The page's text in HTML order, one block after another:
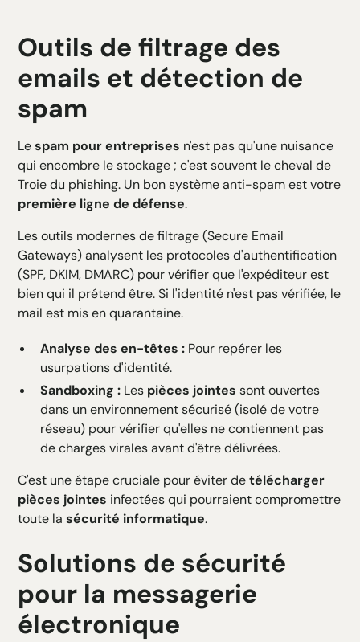
Outils de filtrage des
emails et détection de
spam
Lespam pour entreprises n'est pas qu'une nuisance
qui encombre le stockage ; c'est souvent le cheval de
Troie du phishing. Un bon système anti-spam est votre
première ligne de défense.
Les outils modernes de filtrage (Secure Email
Gateways) analysent les protocoles d'authentification
(SPF, DKIM, DMARC) pour vérifier que l'expéditeur est
bien qui il prétend être. Si l'identité n'est pas vérifiée, le
mail est mis en quarantaine.
Analyse des en-têtes : Pour repérer les
usurpations d'identité.
Sandboxing : Les pièces jointes sont ouvertes
dans un environnement sécurisé (isolé de votre
réseau) pour vérifier qu'elles ne contiennent pas
de charges virales avant d'être délivrées.
C'est une étape cruciale pour éviter detélécharger
pièces jointes infectées qui pourraient compromettre
toute lasécurité informatique.
Solutions de sécurité
pour la messagerie
électronique